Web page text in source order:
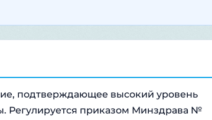
подтверждающее высокий уровень
Регулируется приказом Минздрава №